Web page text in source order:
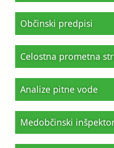
Občinski predpisi
Celostna prometna
Analize pitne vode
Medobčinski